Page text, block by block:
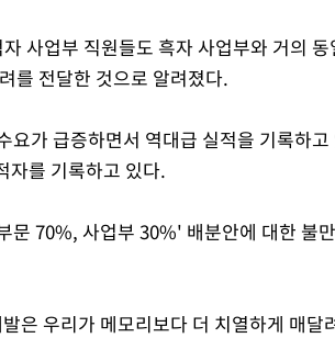
사업부 직원들도 흑자 사업부와 거의 동
를 전달한 것으로 알려졌다.
가 급증하면서 역대급 실적을 기록하고
자를 기록하고 있다.
문 70%, 사업부 30%' 배분안에 대한 불
은 우리가 메모리보다 더 치열하게 매달